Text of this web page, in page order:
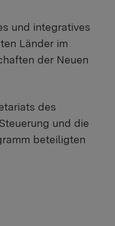
und integratives
Länder im
der Neuen
des
und die
beteiligten